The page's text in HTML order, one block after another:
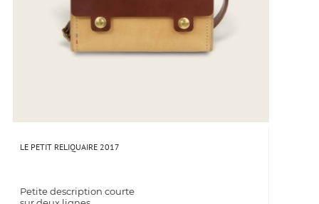
LE PETIT RELIQUAIRE 2017
Petite description courte